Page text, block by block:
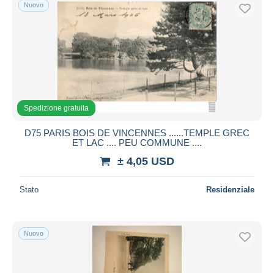
Nuovo
Spedizione gratuita
D75 PARIS BOIS DE VINCENNES ......TEMPLE GREC
ET LAC .... PEU COMMUNE ....
± 4,05 USD
Stato Residenziale
Nuovo